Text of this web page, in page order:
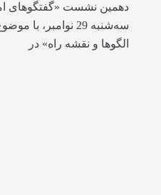
دهمین نشست «گفتگوهای
سه‌شنبه 29 نوامبر،
الگوها و نقشه راه» در